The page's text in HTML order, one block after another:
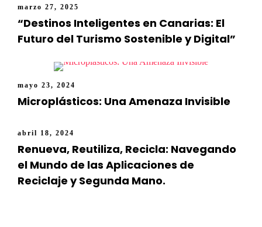
marzo 27, 2025
“Destinos Inteligentes en Canarias: El
Futuro del Turismo Sostenible y Digital”
mayo 23, 2024
Microplásticos: Una Amenaza Invisible
abril 18, 2024
Renueva, Reutiliza, Recicla: Navegando
el Mundo de las Aplicaciones de
Reciclaje y Segunda Mano.